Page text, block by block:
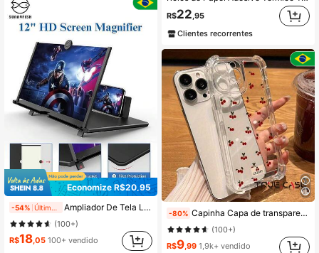
Economize R$20,95
-54% Ampliador De Tela Lente 3d Suporte Dobrável De Celular Para Vídeos e Jogos e Ensino 12 polegadas
(100+)
R$18,05 100+ vendido
R$22 ,95
Clientes recorrentes
-80% Capinha Capa de transparente Cerejinha Para iPhone 11 14 15 16 12 17 13 pro max 7/8 plus produto em alta
(100+)
R$9,99 1,9k+ vendido